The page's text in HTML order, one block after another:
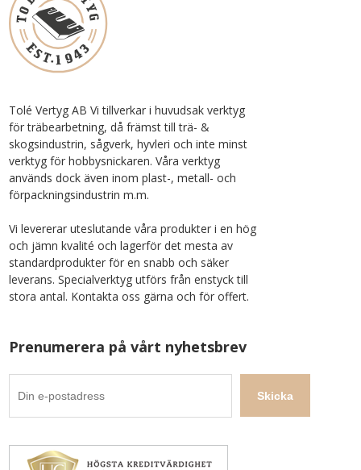
Tolé Vertyg AB Vi tillverkar i huvudsak verktyg
för träbearbetning, då främst till trä- &
skogsindustrin, sågverk, hyvleri och inte minst
verktyg för hobbysnickaren. Våra verktyg
används dock även inom plast-, metall- och
förpackningsindustrin m.m.
Vi levererar uteslutande våra produkter i en hög
och jämn kvalité och lagerför det mesta av
standardprodukter för en snabb och säker
leverans. Specialverktyg utförs från enstyck till
stora antal. Kontakta oss gärna och för offert.
Prenumerera på vårt nyhetsbrev